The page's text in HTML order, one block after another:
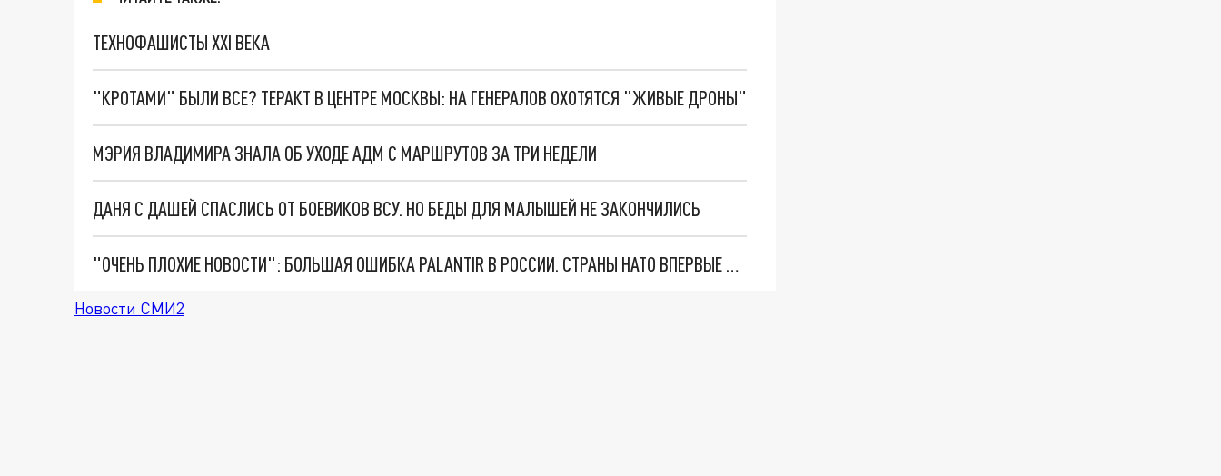
ТЕХНОФАШИСТЫ XXI ВЕКА
"КРОТАМИ" БЫЛИ ВСЕ? ТЕРАКТ В ЦЕНТРЕ МОСКВЫ: НА ГЕНЕРАЛОВ ОХОТЯТСЯ "ЖИВЫЕ ДРОНЫ"
МЭРИЯ ВЛАДИМИРА ЗНАЛА ОБ УХОДЕ АДМ С МАРШРУТОВ ЗА ТРИ НЕДЕЛИ
ДАНЯ С ДАШЕЙ СПАСЛИСЬ ОТ БОЕВИКОВ ВСУ. НО БЕДЫ ДЛЯ МАЛЫШЕЙ НЕ ЗАКОНЧИЛИСЬ
"ОЧЕНЬ ПЛОХИЕ НОВОСТИ": БОЛЬШАЯ ОШИБКА PALANTIR В РОССИИ. СТРАНЫ НАТО ВПЕРВЫЕ ЗА СВО ОСТАНОВИЛИ ПОСТАВКИ ОРУЖИЯ. ВСУ ТЕРЯЮТ ПРИГРАНИЧЬЕ?
Новости СМИ2